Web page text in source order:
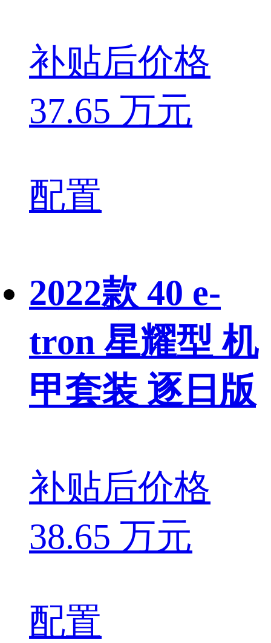
补贴后价格
37.65 万元
配置
2022款 40 e-
tron 星耀型 机
甲套装 逐日版
补贴后价格
38.65 万元
配置